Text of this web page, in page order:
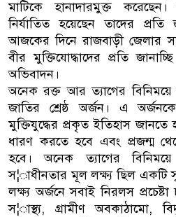
মাটিকে হানাদারমুক্ত
নির্যাতিত হয়েছেন তাদের প্রতি
আজকের দিনে রাজবাড়ী জেলার
বীর মুক্তিযোদ্ধাদের প্রতি
অভিবাদন।
অনেক রক্ত আর ত্যাগের বিনিময়ে
জাতির শ্রেষ্ঠ অর্জন। এ
মুক্তিযুদ্ধের প্রকৃত ইতিহাস
ধারণ করতে হবে এবং প্রজন্ম
হবে। অনেক ত্যাগের
স¦াধীনতার মূল লক্ষ্য ছিল একটি
লক্ষ্য অর্জনে সবাই নিরলস প্রচেষ্টা
স¦াস্থ্য, গ্রামীণ অবকাঠামো,